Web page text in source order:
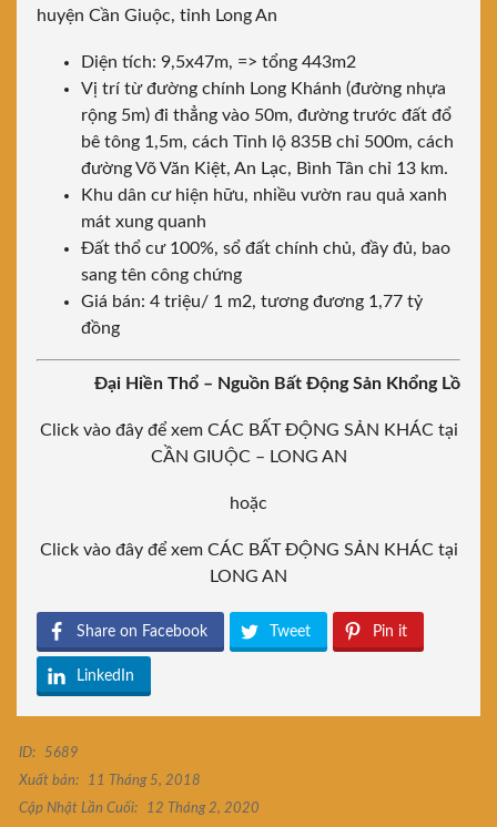
huyện Cần Giuộc, tỉnh Long An
Diện tích: 9,5x47m, => tổng 443m2
Vị trí từ đường chính Long Khánh (đường nhựa
rộng 5m) đi thẳng vào 50m, đường trước đất đổ
bê tông 1,5m, cách Tỉnh lộ 835B chỉ 500m, cách
đường Võ Văn Kiệt, An Lạc, Bình Tân chỉ 13 km.
Khu dân cư hiện hữu, nhiều vườn rau quả xanh
mát xung quanh
Đất thổ cư 100%, sổ đất chính chủ, đầy đủ, bao
sang tên công chứng
Giá bán: 4 triệu/ 1 m2, tương đương 1,77 tỷ
đồng
Đại Hiền Thổ – Nguồn Bất Động Sản Khổng Lồ
Click vào đây để xem CÁC BẤT ĐỘNG SẢN KHÁC tại
CẦN GIUỘC – LONG AN
hoặc
Click vào đây để xem CÁC BẤT ĐỘNG SẢN KHÁC tại
LONG AN
Share on Facebook Tweet Pin it
LinkedIn
ID:
5689
Xuất bản:
11 Tháng 5, 2018
Cập Nhật Lần Cuối:
12 Tháng 2, 2020